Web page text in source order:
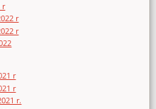
r
r
r
r
r
r.